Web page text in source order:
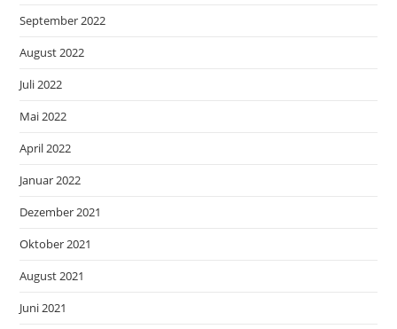
September 2022
August 2022
Juli 2022
Mai 2022
April 2022
Januar 2022
Dezember 2021
Oktober 2021
August 2021
Juni 2021